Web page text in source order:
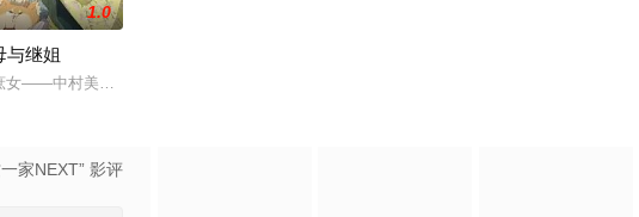
后喂
1.0
与继姐
女——中村美冶，原本与母亲两人过着虽清贫却幸福的生活。然而有一天，她深
家NEXT” 影评